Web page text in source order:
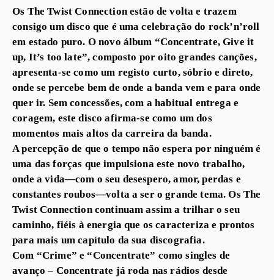
Os The Twist Connection estão de volta e trazem
consigo um disco que é uma celebração do rock’n’roll
em estado puro. O novo álbum “Concentrate, Give it
up, It’s too late”, composto por oito grandes canções,
apresenta-se como um registo curto, sóbrio e direto,
onde se percebe bem de onde a banda vem e para onde
quer ir. Sem concessões, com a habitual entrega e
coragem, este disco afirma-se como um dos
momentos mais altos da carreira da banda.
A percepção de que o tempo não espera por ninguém é
uma das forças que impulsiona este novo trabalho,
onde a vida—com o seu desespero, amor, perdas e
constantes roubos—volta a ser o grande tema. Os The
Twist Connection continuam assim a trilhar o seu
caminho, fiéis à energia que os caracteriza e prontos
para mais um capítulo da sua discografia.
Com “Crime” e “Concentrate” como singles de
avanço – Concentrate já roda nas rádios desde